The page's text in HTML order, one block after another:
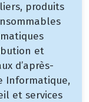
produits
et
d’après-
Informatique,
et services